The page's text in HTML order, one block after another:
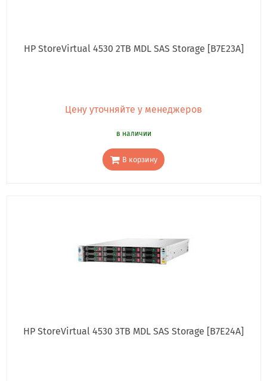
HP StoreVirtual 4530 2TB MDL SAS Storage [B7E23A]
Цену уточняйте у менеджеров
в наличии
В корзину
HP StoreVirtual 4530 3TB MDL SAS Storage [B7E24A]